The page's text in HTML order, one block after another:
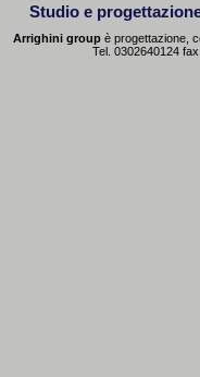
Studio e
Arrighini groupè progettazione,
Tel. 0302640124